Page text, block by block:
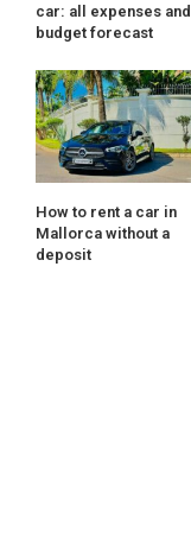
car: all expenses and
budget forecast
How to rent a car in
Mallorca without a
deposit